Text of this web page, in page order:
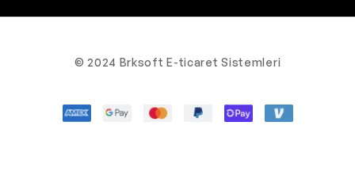
© 2024 Brksoft E-ticaret Sistemleri